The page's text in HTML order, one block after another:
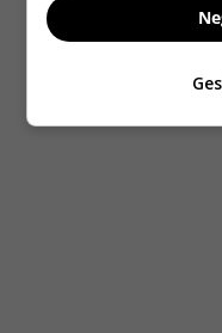
ufficiali (ma solo
critiche), a voi il
Photo e video